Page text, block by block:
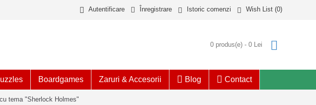
Autentificare Înregistrare Istoric comenzi Wish List (0)
0 produs(e) - 0 Lei
Boardgames Zaruri & Accesorii Blog Contact
tema "Sherlock Holmes"